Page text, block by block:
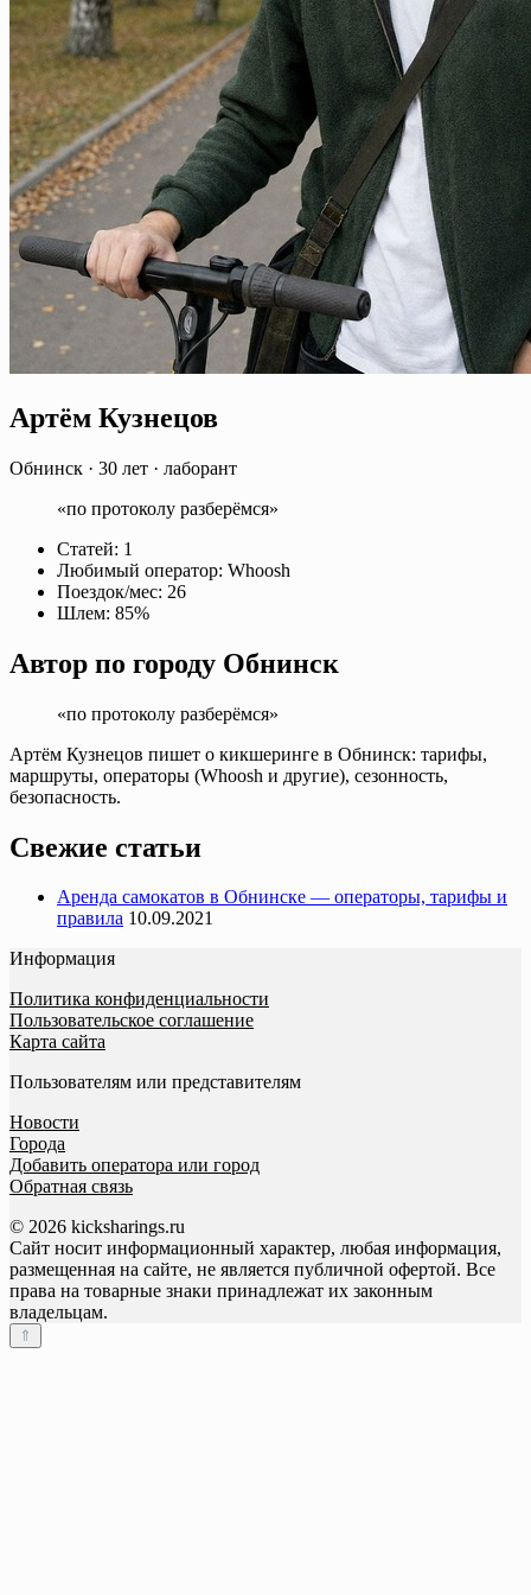
Артём Кузнецов
Обнинск · 30 лет · лаборант
«по протоколу разберёмся»
Статей: 1
Любимый оператор: Whoosh
Поездок/мес: 26
Шлем: 85%
Автор по городу Обнинск
«по протоколу разберёмся»
Артём Кузнецов пишет о кикшеринге в Обнинск: тарифы,
маршруты, операторы (Whoosh и другие), сезонность,
безопасность.
Свежие статьи
Аренда самокатов в Обнинске — операторы, тарифы и
правила 10.09.2021
Информация
Политика конфиденциальности
Пользовательское соглашение
Карта сайта
Пользователям или представителям
Новости
Города
Добавить оператора или город
Обратная связь
© 2026 kicksharings.ru
Сайт носит информационный характер, любая информация,
размещенная на сайте, не является публичной офертой. Все
права на товарные знаки принадлежат их законным
владельцам.